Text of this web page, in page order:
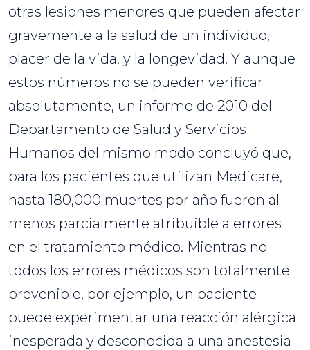
otras lesiones menores que pueden afectar
gravemente a la salud de un individuo,
placer de la vida, y la longevidad. Y aunque
estos números no se pueden verificar
absolutamente, un informe de 2010 del
Departamento de Salud y Servicios
Humanos del mismo modo concluyó que,
para los pacientes que utilizan Medicare,
hasta 180,000 muertes por año fueron al
menos parcialmente atribuible a errores
en el tratamiento médico. Mientras no
todos los errores médicos son totalmente
prevenible, por ejemplo, un paciente
puede experimentar una reacción alérgica
inesperada y desconocida a una anestesia